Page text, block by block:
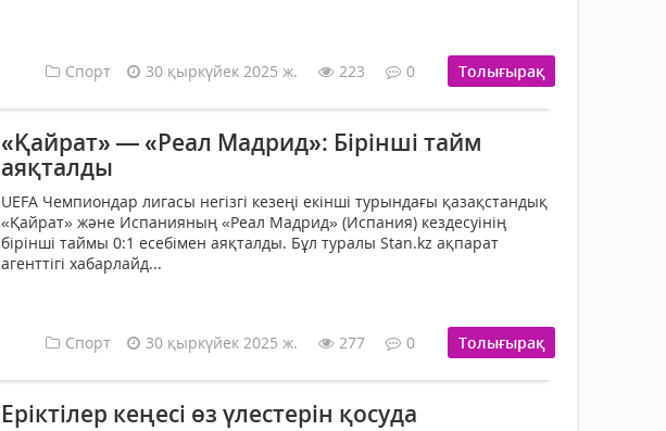
Спорт 30 қыркүйек 2025 ж. 223 0 Толығырақ
«Қайрат» — «Реал Мадрид»: Бірінші тайм
аяқталды
UEFA Чемпиондар лигасы негізгі кезеңі екінші турындағы қазақстандық
«Қайрат» және Испанияның «Реал Мадрид» (Испания) кездесуінің
бірінші таймы 0:1 есебімен аяқталды. Бұл туралы Stan.kz ақпарат
агенттігі хабарлайд...
Спорт 30 қыркүйек 2025 ж. 277 0 Толығырақ
Еріктілер кеңесі өз үлестерін қосуда